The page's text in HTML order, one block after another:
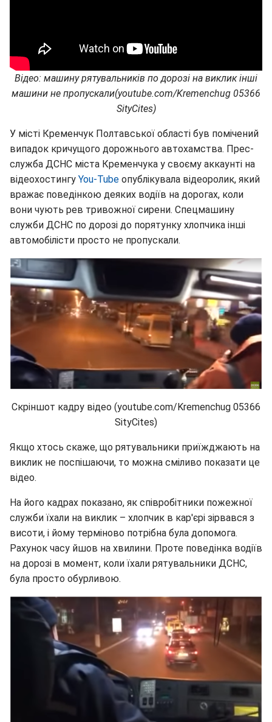
Відео: машину рятувальників по дорозі на виклик інші
машини не пропускали(youtube.com/Kremenchug 05366
SityCites)
У місті Кременчук Полтавської області був помічений
випадок кричущого дорожнього автохамства. Прес-
служба ДСНС міста Кременчука у своєму аккаунті на
відеохостингу You-Tube опублікувала відеоролик, який
вражає поведінкою деяких водіїв на дорогах, коли
вони чують рев тривожної сирени. Спецмашину
служби ДСНС по дорозі до порятунку хлопчика інші
автомобілісти просто не пропускали.
Скріншот кадру відео (youtube.com/Kremenchug 05366
SityCites)
Якщо хтось скаже, що рятувальники приїжджають на
виклик не поспішаючи, то можна сміливо показати це
відео.
На його кадрах показано, як співробітники пожежної
служби їхали на виклик – хлопчик в кар'єрі зірвався з
висоти, і йому терміново потрібна була допомога.
Рахунок часу йшов на хвилини. Проте поведінка водіїв
на дорозі в момент, коли їхали рятувальники ДСНС,
була просто обурливою.